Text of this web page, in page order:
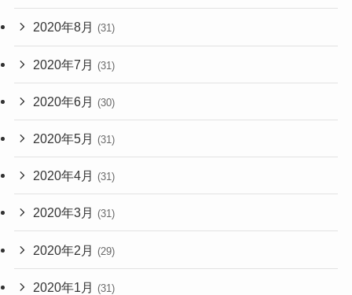
2020年8月 (31)
2020年7月 (31)
2020年6月 (30)
2020年5月 (31)
2020年4月 (31)
2020年3月 (31)
2020年2月 (29)
2020年1月 (31)